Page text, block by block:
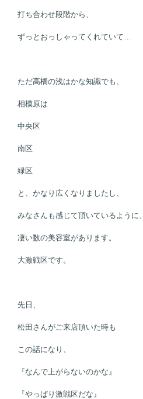
打ち合わせ段階から、
ずっとおっしゃってくれていて…
ただ高橋の浅はかな知識でも、
相模原は
中央区
南区
緑区
と、かなり広くなりましたし、
みなさんも感じて頂いているように、
凄い数の美容室があります。
大激戦区です。
先日、
松田さんがご来店頂いた時も
この話になり、
『なんで上がらないのかな』
『やっぱり激戦区だな』